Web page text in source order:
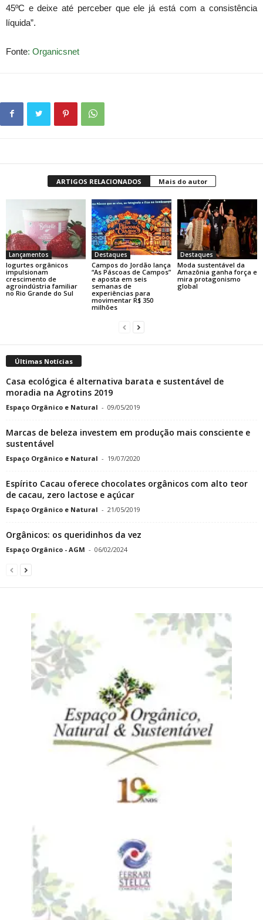
45ºC e deixe até perceber que ele já está com a consistência
líquida”.
Fonte: Organicsnet
ARTIGOS RELACIONADOS Mais do autor
Lançamentos
Iogurtes orgânicos
impulsionam
crescimento de
agroindústria familiar
no Rio Grande do Sul
Destaques
Campos do Jordão lança
“As Páscoas de Campos”
e aposta em seis
semanas de
experiências para
movimentar R$ 350
milhões
Destaques
Moda sustentável da
Amazônia ganha força e
mira protagonismo
global
Últimas Notícias
Casa ecológica é alternativa barata e sustentável de
moradia na Agrotins 2019
Espaço Orgânico e Natural - 09/05/2019
Marcas de beleza investem em produção mais consciente e
sustentável
Espaço Orgânico e Natural - 19/07/2020
Espírito Cacau oferece chocolates orgânicos com alto teor
de cacau, zero lactose e açúcar
Espaço Orgânico e Natural - 21/05/2019
Orgânicos: os queridinhos da vez
Espaço Orgânico - AGM - 06/02/2024